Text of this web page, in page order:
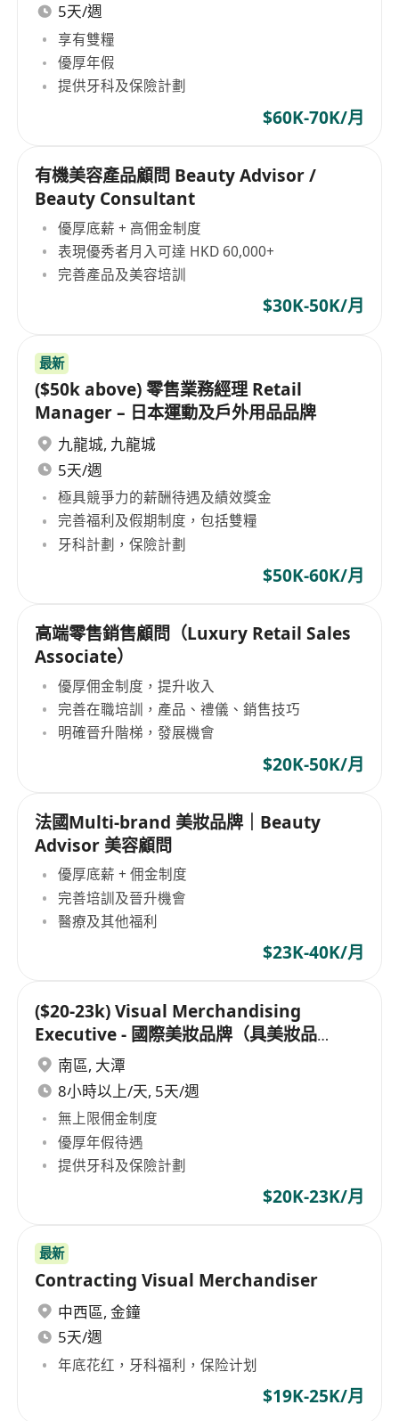
5天/週
享有雙糧
優厚年假
提供牙科及保險計劃
$60K-70K/月
有機美容產品顧問 Beauty Advisor /
Beauty Consultant
優厚底薪 + 高佣金制度
表現優秀者月入可達 HKD 60,000+
完善產品及美容培訓
$30K-50K/月
最新
($50k above) 零售業務經理 Retail
Manager – 日本運動及戶外用品品牌
九龍城, 九龍城
5天/週
極具競爭力的薪酬待遇及績效獎金
完善福利及假期制度，包括雙糧
牙科計劃，保險計劃
$50K-60K/月
高端零售銷售顧問（Luxury Retail Sales
Associate）
優厚佣金制度，提升收入
完善在職培訓，產品、禮儀、銷售技巧
明確晉升階梯，發展機會
$20K-50K/月
法國Multi-brand 美妝品牌｜Beauty
Advisor 美容顧問
優厚底薪 + 佣金制度
完善培訓及晉升機會
醫療及其他福利
$23K-40K/月
($20-23k) Visual Merchandising
Executive - 國際美妝品牌（具美妝品
牌/Multi-brand VM經驗者優先考慮）
南區, 大潭
8小時以上/天, 5天/週
無上限佣金制度
優厚年假待遇
提供牙科及保險計劃
$20K-23K/月
最新
Contracting Visual Merchandiser
中西區, 金鐘
5天/週
年底花红，牙科福利，保险计划
$19K-25K/月